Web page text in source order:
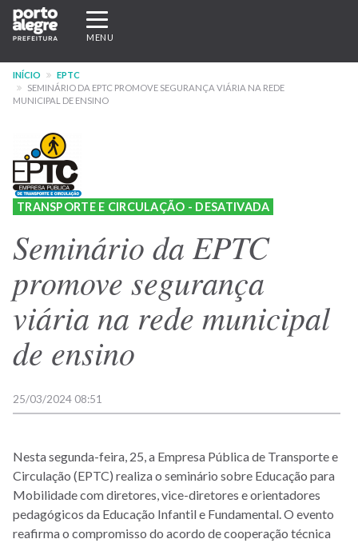
Pular
para
conteúdo
principal
Expandir/recolher
navegação
MENU
INÍCIO
EPTC
SEMINÁRIO DA EPTC PROMOVE SEGURANÇA VIÁRIA NA REDE
MUNICIPAL DE ENSINO
TRANSPORTE E CIRCULAÇÃO - DESATIVADA
Seminário da EPTC
promove segurança
viária na rede municipal
de ensino
25/03/2024 08:51
Nesta segunda-feira, 25, a Empresa Pública de Transporte e
Circulação (EPTC) realiza o seminário sobre Educação para
Mobilidade com diretores, vice-diretores e orientadores
pedagógicos da Educação Infantil e Fundamental. O evento
reafirma o compromisso do acordo de cooperação técnica